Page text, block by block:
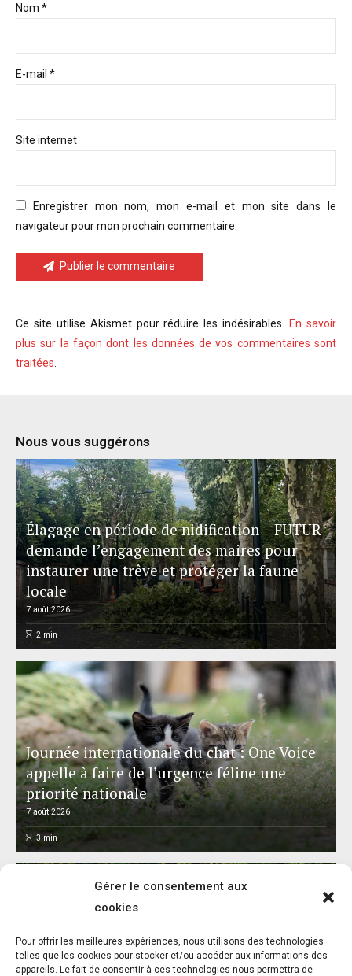
Gérer le consentement aux
cookies
Pour offrir les meilleures expériences, nous utilisons des technologies
telles que les cookies pour stocker et/ou accéder aux informations des
appareils. Le fait de consentir à ces technologies nous permettra de
Nom *
E-mail *
Site internet
Enregistrer mon nom, mon e-mail et mon site dans le
navigateur pour mon prochain commentaire.
Publier le commentaire
Ce site utilise Akismet pour réduire les indésirables.
En savoir
plus sur la façon dont les données de vos commentaires sont
traitées
Nous vous suggérons
Élagage en période de nidification – FUTUR
demande l’engagement des maires pour
instaurer une trêve et protéger la faune
locale
7 août 2026
2min
Journée internationale du chat : One Voice
appelle à faire de l’urgence féline une
priorité nationale
7 août 2026
3 min
L’association FUTUR dénonce le recours à
des « tirs sanitaires » sur des animaux